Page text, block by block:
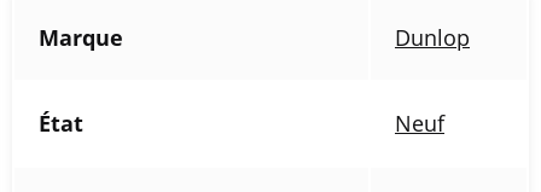
Marque Dunlop
État Neuf